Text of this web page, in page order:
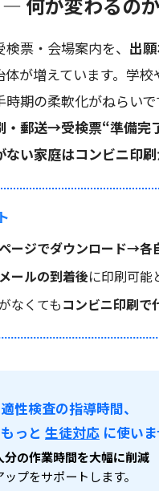
票・会場案内を、 出
体が増えています。学
期の柔軟化がねらいで
郵送→受検票“準備完
ない家庭はコンビニ印
ージでダウンロード→各
ールの到着後に印刷可能
なくてもコンビニ印刷で
適性検査の指導時間、
もっと 生徒対応 に使い
分の作業時間を大幅に削減
プをサポートします。